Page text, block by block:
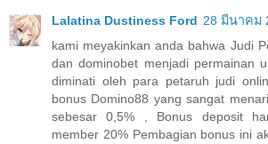
Lalatina Dustiness Ford 28 มีนาคม
kami meyakinkan anda bahwa Judi
dan dominobet menjadi permainan
diminati oleh para petaruh judi
bonus Domino88 yang sangat
sebesar 0,5% , Bonus deposit
member 20% Pembagian bonus ini